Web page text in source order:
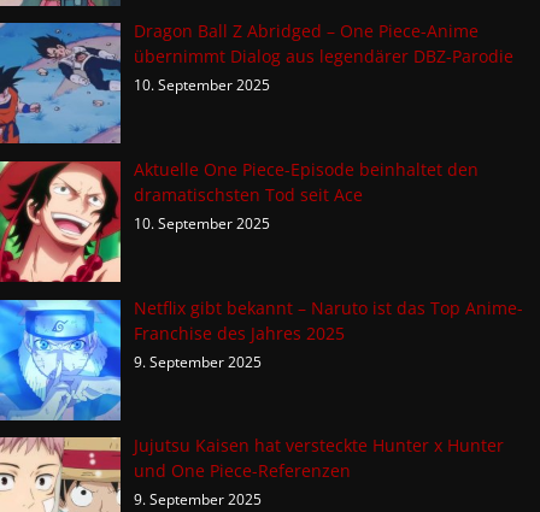
Dragon Ball Z Abridged – One Piece-Anime
übernimmt Dialog aus legendärer DBZ-Parodie
10. September 2025
Aktuelle One Piece-Episode beinhaltet den
dramatischsten Tod seit Ace
10. September 2025
Netflix gibt bekannt – Naruto ist das Top Anime-
Franchise des Jahres 2025
9. September 2025
Jujutsu Kaisen hat versteckte Hunter x Hunter
und One Piece-Referenzen
9. September 2025